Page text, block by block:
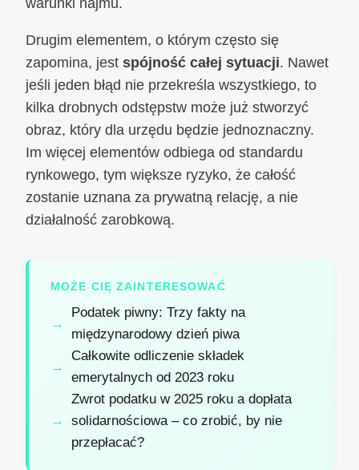
warunki najmu.
Drugim elementem, o którym często się
zapomina, jest spójność całej sytuacji. Nawet
jeśli jeden błąd nie przekreśla wszystkiego, to
kilka drobnych odstępstw może już stworzyć
obraz, który dla urzędu będzie jednoznaczny.
Im więcej elementów odbiega od standardu
rynkowego, tym większe ryzyko, że całość
zostanie uznana za prywatną relację, a nie
działalność zarobkową.
MOŻE CIĘ ZAINTERESOWAĆ
Podatek piwny: Trzy fakty na
międzynarodowy dzień piwa
Całkowite odliczenie składek
emerytalnych od 2023 roku
Zwrot podatku w 2025 roku a dopłata
solidarnościowa – co zrobić, by nie
przepłacać?